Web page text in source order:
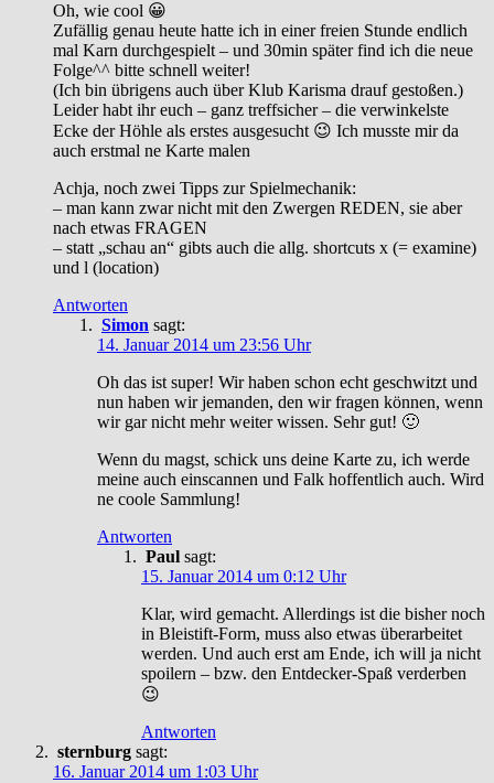
Oh, wie cool 😀
Zufällig genau heute hatte ich in einer freien Stunde endlich
mal Karn durchgespielt – und 30min später find ich die neue
Folge^^ bitte schnell weiter!
(Ich bin übrigens auch über Klub Karisma drauf gestoßen.)
Leider habt ihr euch – ganz treffsicher – die verwinkelste
Ecke der Höhle als erstes ausgesucht 😉 Ich musste mir da
auch erstmal ne Karte malen
Achja, noch zwei Tipps zur Spielmechanik:
– man kann zwar nicht mit den Zwergen REDEN, sie aber
nach etwas FRAGEN
– statt „schau an“ gibts auch die allg. shortcuts x (= examine)
und l (location)
Antworten
Simon sagt:
14. Januar 2014 um 23:56 Uhr
Oh das ist super! Wir haben schon echt geschwitzt und
nun haben wir jemanden, den wir fragen können, wenn
wir gar nicht mehr weiter wissen. Sehr gut! 🙂
Wenn du magst, schick uns deine Karte zu, ich werde
meine auch einscannen und Falk hoffentlich auch. Wird
ne coole Sammlung!
Antworten
Paul sagt:
15. Januar 2014 um 0:12 Uhr
Klar, wird gemacht. Allerdings ist die bisher noch
in Bleistift-Form, muss also etwas überarbeitet
werden. Und auch erst am Ende, ich will ja nicht
spoilern – bzw. den Entdecker-Spaß verderben
😉
Antworten
sternburg sagt:
16. Januar 2014 um 1:03 Uhr